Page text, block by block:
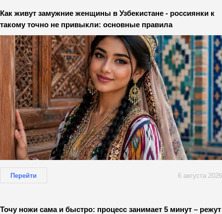
Как живут замужние женщины в Узбекистане - россиянки к
такому точно не привыкли: основные правила
Перейти 6 августа 2026
Точу ножи сама и быстро: процесс занимает 5 минут – режут